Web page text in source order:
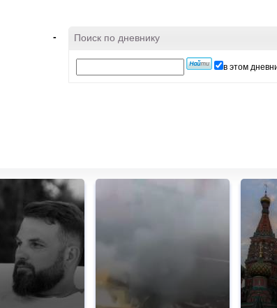
- Поиск по дневнику
в этом